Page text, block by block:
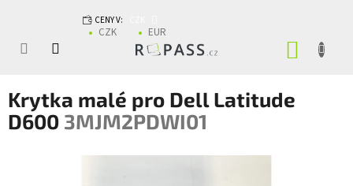
CENY V:
CZK EUR
Krytka malé pro Dell Latitude
D600 3MJM2PDWI01